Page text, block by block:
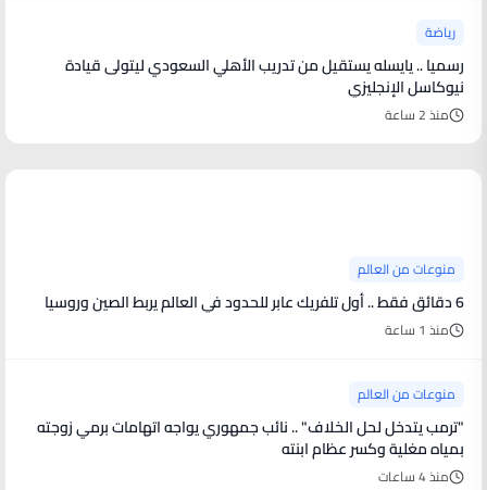
رياضة
رسميا .. يايسله يستقيل من تدريب الأهلي السعودي ليتولى قيادة
نيوكاسل الإنجليزي
منذ 2 ساعة
منوعات من العالم
6 دقائق فقط .. أول تلفريك عابر للحدود في العالم يربط الصين وروسيا
منذ 1 ساعة
منوعات من العالم
"ترمب يتدخل لحل الخلاف" .. نائب جمهوري يواجه اتهامات برمي زوجته
بمياه مغلية وكسر عظام ابنته
منذ 4 ساعات